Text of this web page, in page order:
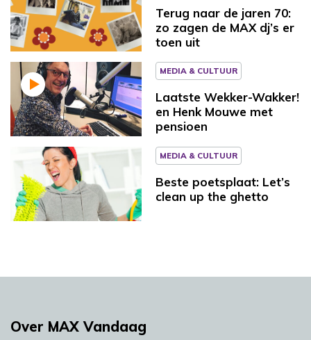
Terug naar de jaren 70:
zo zagen de MAX dj’s er
toen uit
MEDIA & CULTUUR
Laatste Wekker-Wakker!
en Henk Mouwe met
pensioen
MEDIA & CULTUUR
Beste poetsplaat: Let’s
clean up the ghetto
Over MAX Vandaag